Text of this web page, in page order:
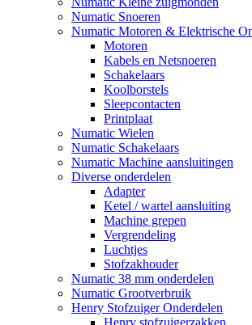
Numatic Snoeren
Numatic Motoren & Elektrische
Motoren
Kabels en Netsnoeren
Schakelaars
Koolborstels
Sleepcontacten
Printplaat
Numatic Wielen
Numatic Schakelaars
Numatic Machine aansluitingen
Diverse onderdelen
Adapter
Ketel / wartel aansluiting
Machine grepen
Vergrendeling
Luchtjes
Stofzakhouder
Numatic 38 mm onderdelen
Numatic Grootverbruik
Henry Stofzuiger Onderdelen
Henry stofzuigerzakken